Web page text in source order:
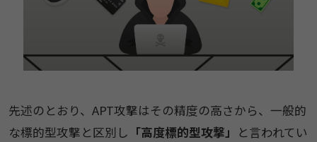
先述のとおり、APT攻撃はその精度の高さから、一般的
な標的型攻撃と区別し 「高度標的型攻撃」 と言われてい